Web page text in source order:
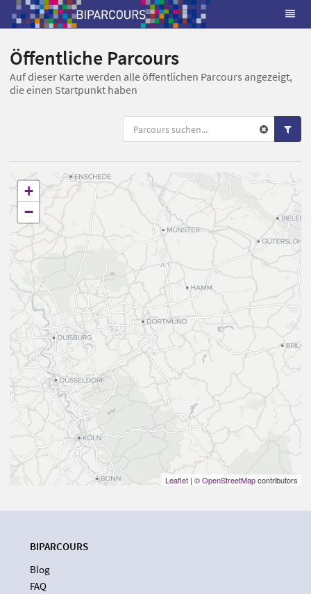
Öffentliche Parcours
Auf dieser Karte werden alle öffentlichen Parcours angezeigt,
die einen Startpunkt haben
+
−
Leaflet | ©OpenStreetMapcontributors
BIPARCOURS
Blog
FAQ